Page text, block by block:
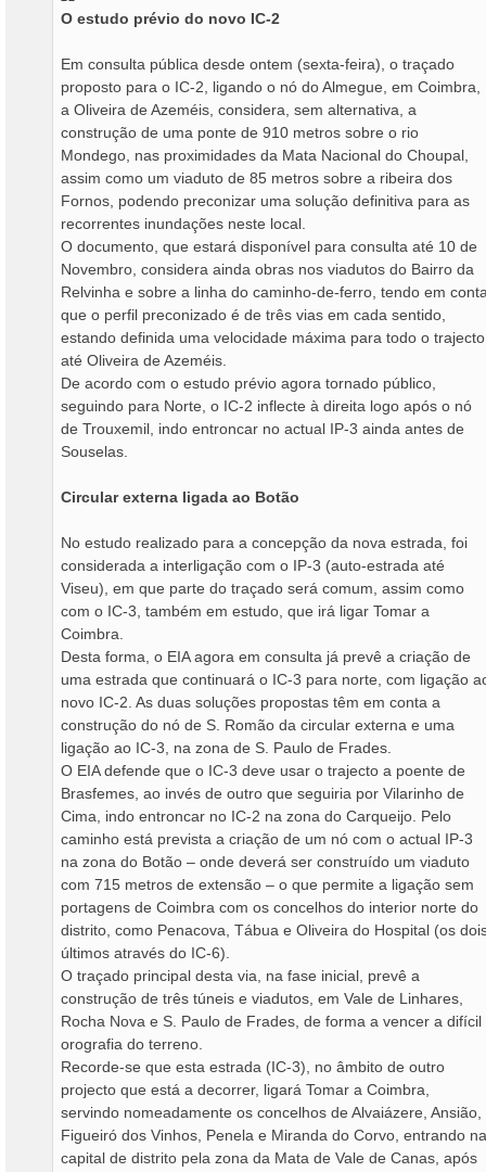
O estudo prévio do novo IC-2
Em consulta pública desde ontem (sexta-feira), o traçado
proposto para o IC-2, ligando o nó do Almegue, em Coimbra,
a Oliveira de Azeméis, considera, sem alternativa, a
construção de uma ponte de 910 metros sobre o rio
Mondego, nas proximidades da Mata Nacional do Choupal,
assim como um viaduto de 85 metros sobre a ribeira dos
Fornos, podendo preconizar uma solução definitiva para as
recorrentes inundações neste local.
O documento, que estará disponível para consulta até 10 de
Novembro, considera ainda obras nos viadutos do Bairro da
Relvinha e sobre a linha do caminho-de-ferro, tendo em
que o perfil preconizado é de três vias em cada sentido,
estando definida uma velocidade máxima para todo o trajecto
até Oliveira de Azeméis.
De acordo com o estudo prévio agora tornado público,
seguindo para Norte, o IC-2 inflecte à direita logo após o nó
de Trouxemil, indo entroncar no actual IP-3 ainda antes de
Souselas.
Circular externa ligada ao Botão
No estudo realizado para a concepção da nova estrada, foi
considerada a interligação com o IP-3 (auto-estrada até
Viseu), em que parte do traçado será comum, assim como
com o IC-3, também em estudo, que irá ligar Tomar a
Coimbra.
Desta forma, o EIA agora em consulta já prevê a criação de
uma estrada que continuará o IC-3 para norte, com ligação
novo IC-2. As duas soluções propostas têm em conta a
construção do nó de S. Romão da circular externa e uma
ligação ao IC-3, na zona de S. Paulo de Frades.
O EIA defende que o IC-3 deve usar o trajecto a poente de
Brasfemes, ao invés de outro que seguiria por Vilarinho de
Cima, indo entroncar no IC-2 na zona do Carqueijo. Pelo
caminho está prevista a criação de um nó com o actual IP-3
na zona do Botão – onde deverá ser construído um viaduto
com 715 metros de extensão – o que permite a ligação sem
portagens de Coimbra com os concelhos do interior norte do
distrito, como Penacova, Tábua e Oliveira do Hospital (os
últimos através do IC-6).
O traçado principal desta via, na fase inicial, prevê a
construção de três túneis e viadutos, em Vale de Linhares,
Rocha Nova e S. Paulo de Frades, de forma a vencer a difícil
orografia do terreno.
Recorde-se que esta estrada (IC-3), no âmbito de outro
projecto que está a decorrer, ligará Tomar a Coimbra,
servindo nomeadamente os concelhos de Alvaiázere, Ansião,
Figueiró dos Vinhos, Penela e Miranda do Corvo, entrando na
capital de distrito pela zona da Mata de Vale de Canas, após